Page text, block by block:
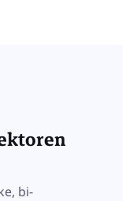
bi-